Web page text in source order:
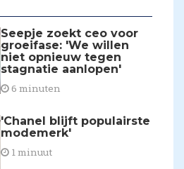
Seepje zoekt ceo voor
groeifase: 'We willen
niet opnieuw tegen
stagnatie aanlopen'
6 minuten
'Chanel blijft populairste
modemerk'
1 minuut